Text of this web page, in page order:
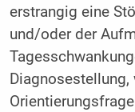
erstrangig eine
und/oder der